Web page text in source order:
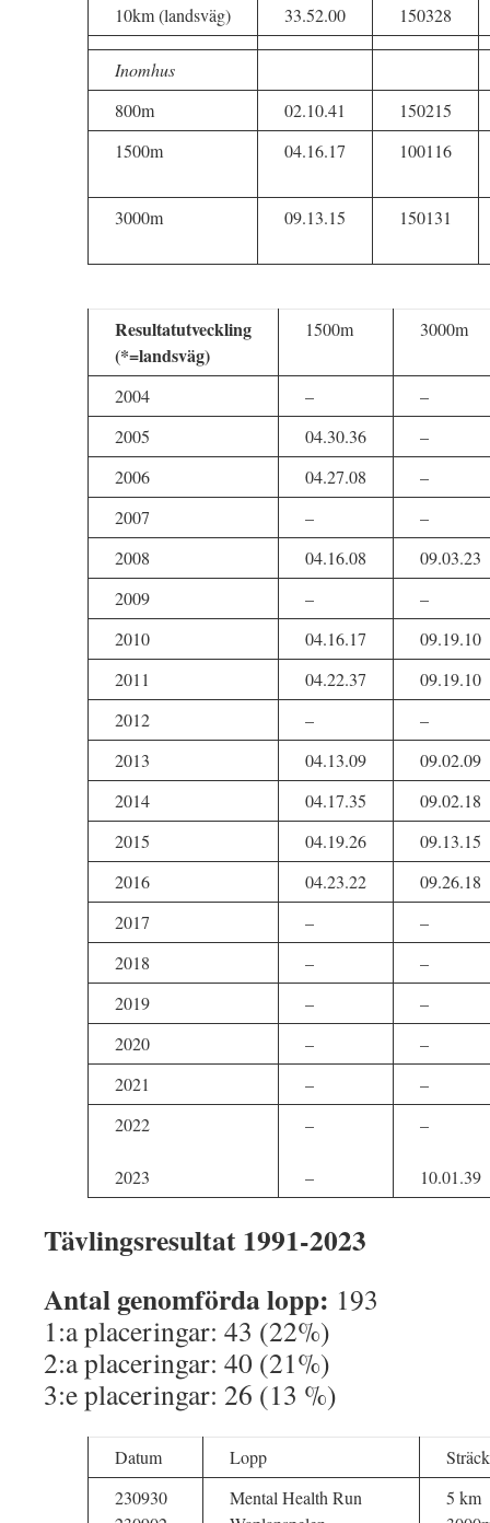
10km (landsväg)
33.52.00 150328
Inomhus
800m
02.10.41
150215
1500m
04.16.17 100116
3000m 09.13.15 150131
Resultatutveckling
(*=landsväg)
1500m 3000m
2004 –
–
2005
04.30.36
–
2006
04.27.08
–
2007
–
–
2008
04.16.08
09.03.23
2009
–
–
2010
04.16.17
09.19.10
2011
04.22.37
09.19.10
2012
–
–
2013
04.13.09
09.02.09
2014
04.17.35
09.02.18
2015
04.19.26
09.13.15
2016
04.23.22
09.26.18
2017
–
–
2018
–
–
2019
–
–
2020
–
–
2021
–
–
2022
2023
–
–
–
10.01.39
Tävlingsresultat 1991-2023
Antal genomförda lopp: 193
1:a placeringar: 43 (22%)
2:a placeringar: 40 (21%)
3:e placeringar: 26 (13 %)
Datum Lopp
230930
Mental Health Run
5 km